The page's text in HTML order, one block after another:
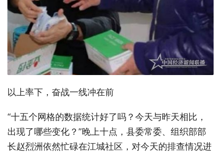
以上率下，奋战一线冲在前
“十五个网格的数据统计好了吗？今天与昨天相比，
出现了哪些变化？”晚上十点，县委常委、组织部部
长赵烈洲依然忙碌在江城社区，对今天的排查情况进